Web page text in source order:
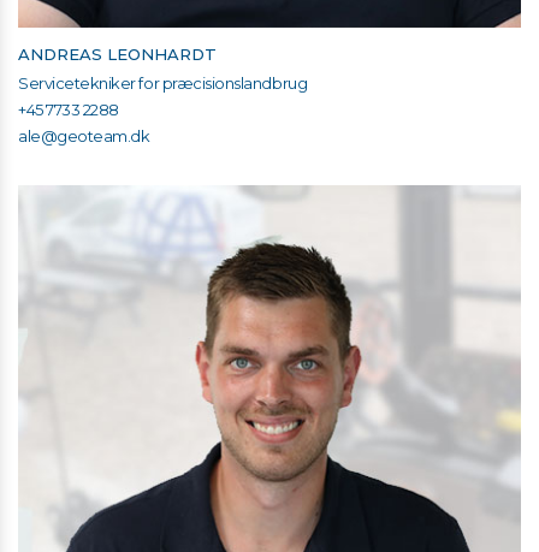
ANDREAS LEONHARDT
Servicetekniker for præcisionslandbrug
+45 7733 2288
ale@geoteam.dk